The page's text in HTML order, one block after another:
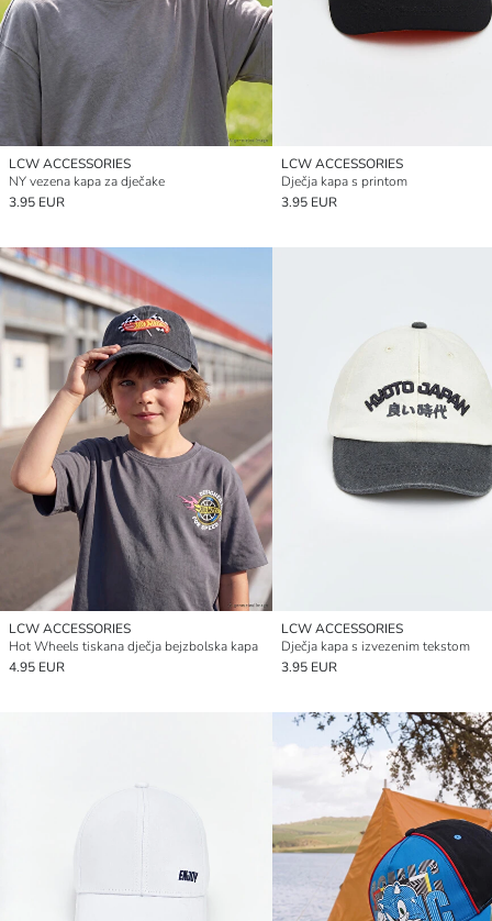
LCW ACCESSORIES
NY vezena kapa za dječake
3.95 EUR
LCW ACCESSORIES
Dječja kapa s printom
3.95 EUR
LCW ACCESSORIES
Hot Wheels tiskana dječja bejzbolska kapa
4.95 EUR
LCW ACCESSORIES
Dječja kapa s izvezenim tekstom
3.95 EUR